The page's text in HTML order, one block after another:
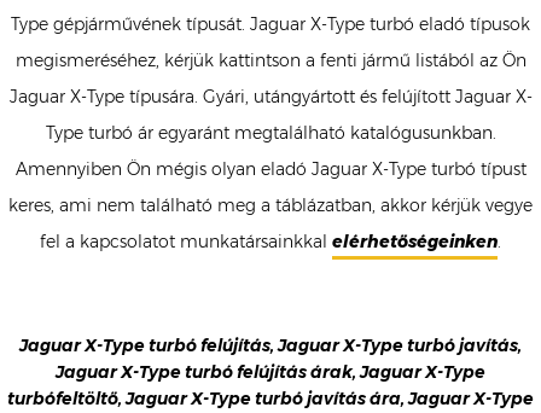
Type gépjárművének típusát. Jaguar X-Type turbó eladó típusok
megismeréséhez, kérjük kattintson a fenti jármű listából az Ön
Jaguar X-Type típusára. Gyári, utángyártott és felújított Jaguar X-
Type turbó ár egyaránt megtalálható katalógusunkban.
Amennyiben Ön mégis olyan eladó Jaguar X-Type turbó típust
keres, ami nem található meg a táblázatban, akkor kérjük vegye
fel a kapcsolatot munkatársainkkal elérhetőségeinken.
Jaguar X-Type turbó felújítás, Jaguar X-Type turbó javítás,
Jaguar X-Type turbó felújítás árak, Jaguar X-Type
turbófeltöltő, Jaguar X-Type turbó javítás ára, Jaguar X-Type